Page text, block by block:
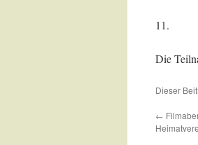
11.
Die
Dieser
←